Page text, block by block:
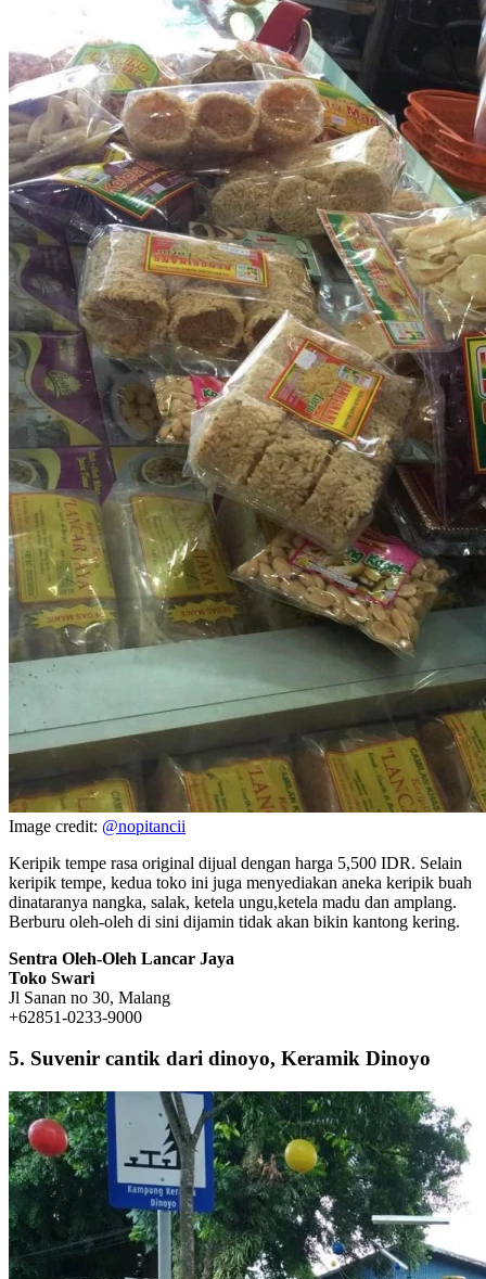
Image credit: @nopitancii
Keripik tempe rasa original dijual dengan harga 5,500 IDR. Selain
keripik tempe, kedua toko ini juga menyediakan aneka keripik buah
dinataranya nangka, salak, ketela ungu,ketela madu dan amplang.
Berburu oleh-oleh di sini dijamin tidak akan bikin kantong kering.
Sentra Oleh-Oleh Lancar Jaya
Toko Swari
Jl Sanan no 30, Malang
+62851-0233-9000
5. Suvenir cantik dari dinoyo, Keramik Dinoyo